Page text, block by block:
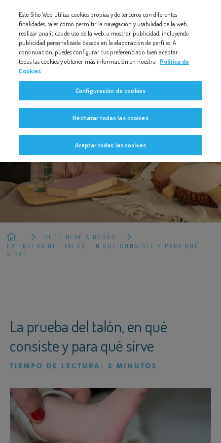
accesibilidad.Bebé a Bordo
BLOG BEBÉ A BORDO
LA PRUEBA DEL TALÓN, EN QUÉ CONSISTE Y PARA QUÉ
SIRVE
La prueba del talón, en qué
consiste y para qué sirve
TIEMPO DE LECTURA: 2 MINUTOS
Este Sitio Web utiliza cookies propias y de terceros con diferentes
finalidades, tales como permitir la navegación y usabilidad de la web,
realizar analíticas de uso de la web, o mostrar publicidad, incluyendo
publicidad personalizada basada en la elaboración de perfiles. A
continuación, puedes configurar tus preferencias o bien aceptar
todas las cookies y obtener más información en nuestra
Política de
Cookies
Configuración de cookies
Rechazar todas las cookies
Aceptar todas las cookies